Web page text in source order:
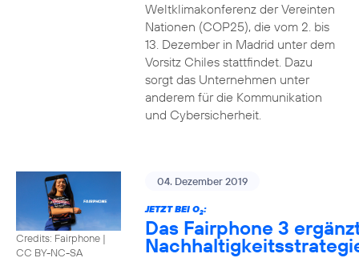
Weltklimakonferenz der Vereinten
Nationen (COP25), die vom 2. bis
13. Dezember in Madrid unter dem
Vorsitz Chiles stattfindet. Dazu
sorgt das Unternehmen unter
anderem für die Kommunikation
und Cybersicherheit.
Credits: Fairphone |
CC BY-NC-SA
04. Dezember 2019
JETZT BEI O2:
Das Fairphone 3